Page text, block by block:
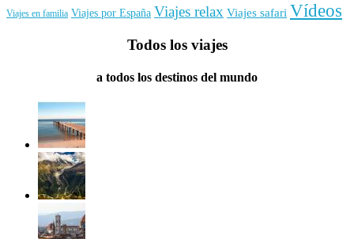
Viajes en familia Viajes por España Viajes relax Viajes safari Vídeos
Todos los viajes
a todos los destinos del mundo